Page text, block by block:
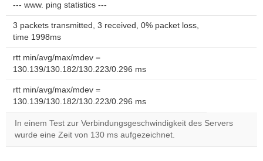
--- www. ping statistics ---
3 packets transmitted, 3 received, 0% packet loss,
time 1998ms
rtt min/avg/max/mdev =
130.139/130.182/130.223/0.296 ms
rtt min/avg/max/mdev =
130.139/130.182/130.223/0.296 ms
In einem Test zur Verbindungsgeschwindigkeit des Servers
wurde eine Zeit von 130 ms aufgezeichnet.